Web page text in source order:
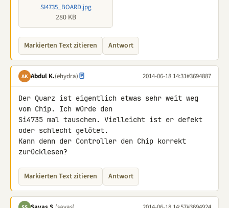
SI4735_BOARD.jpg
280 KB
Markierten Text zitieren Antwort
AK Abdul K.(ehydra) 2014-06-18 14:31#3694887
Der Quarz ist eigentlich etwas sehr weit weg
vom Chip. Ich würde den
Si4735 mal tauschen. Vielleicht ist er defekt
oder schlecht gelötet.
Kann denn der Controller den Chip korrekt
zurücklesen?
Markierten Text zitieren Antwort